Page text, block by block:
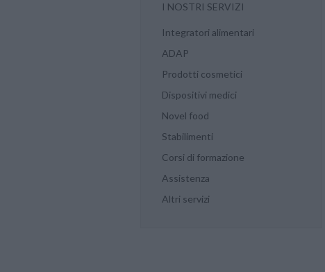
I NOSTRI SERVIZI
Integratori alimentari
ADAP
Prodotti cosmetici
Dispositivi medici
Novel food
Stabilimenti
Corsi di formazione
Assistenza
Altri servizi